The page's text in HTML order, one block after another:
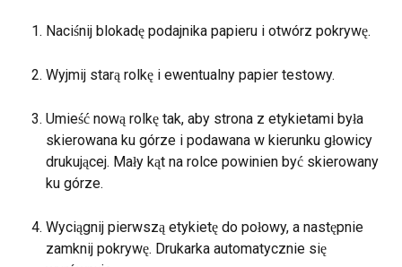
Naciśnij blokadę podajnika papieru i otwórz pokrywę.
Wyjmij starą rolkę i ewentualny papier testowy.
Umieść nową rolkę tak, aby strona z etykietami była
skierowana ku górze i podawana w kierunku głowicy
drukującej. Mały kąt na rolce powinien być skierowany
ku górze.
Wyciągnij pierwszą etykietę do połowy, a następnie
zamknij pokrywę. Drukarka automatycznie się